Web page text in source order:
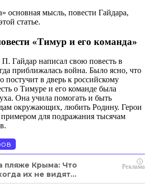
основная мысль, повести Гайдара,
статье.
«Тимур и его команда»
Гайдар написал свою повесть в
приближалась война. Было ясно, что
постучит в дверь к российскому
о Тимуре и его команде была
Она учила помогать и быть
окружающих, любить Родину. Герои
примером для подражания тысячам
i
пляже Крыма: Что
их не видят...